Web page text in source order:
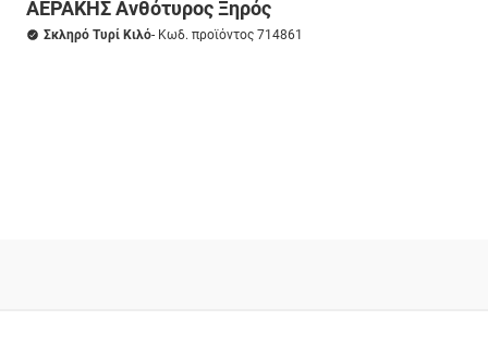
ΑΕΡΑΚΗΣ Ανθότυρος Ξηρός
Σκληρό Τυρί Κιλό- Κωδ. προϊόντος 714861